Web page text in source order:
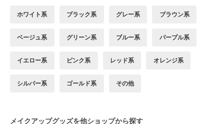
ホワイト系 ブラック系 グレー系 ブラウン系
ベージュ系 グリーン系 ブルー系 パープル系
イエロー系 ピンク系 レッド系 オレンジ系
シルバー系 ゴールド系 その他
メイクアップグッズを他ショップから探す